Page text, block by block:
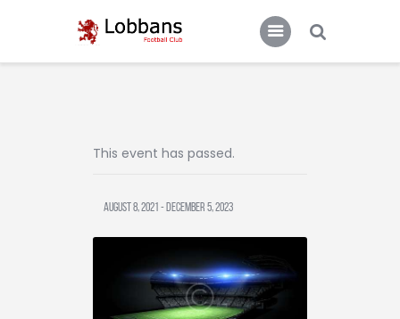
Team
Standings/Schedules
This event has passed.
August 8, 2021 - December 5, 2023